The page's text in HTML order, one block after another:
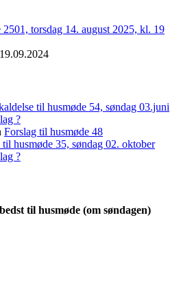
torsdag 14. august 2025, kl. 19
19.09.2024
til husmøde 54, søndag 03.juni
?
Forslag til husmøde 48
husmøde 35, søndag 02. oktober
?
til husmøde (om søndagen)